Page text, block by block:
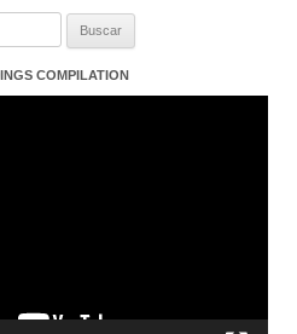
COMPILATION